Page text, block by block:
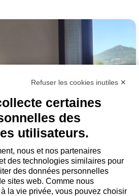
BAIN
Refuser les cookies inutiles ✕
certaines
des
utilisateurs.
nous et nos partenaires
des technologies similaires pour
des données personnelles
sites web. Comme nous
la vie privée, vous pouvez choisir